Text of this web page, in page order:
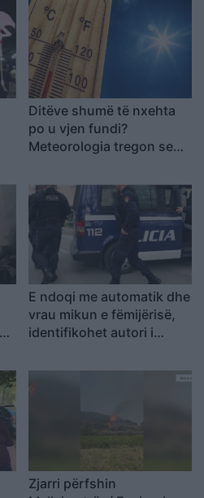
Ditëve shumë të nxehta
po u vjen fundi?
Meteorologia tregon se
temperaturave
E ndoqi me automatik dhe
vrau mikun e fëmijërisë,
identifikohet autori i
kërkim
Zjarri përfshin